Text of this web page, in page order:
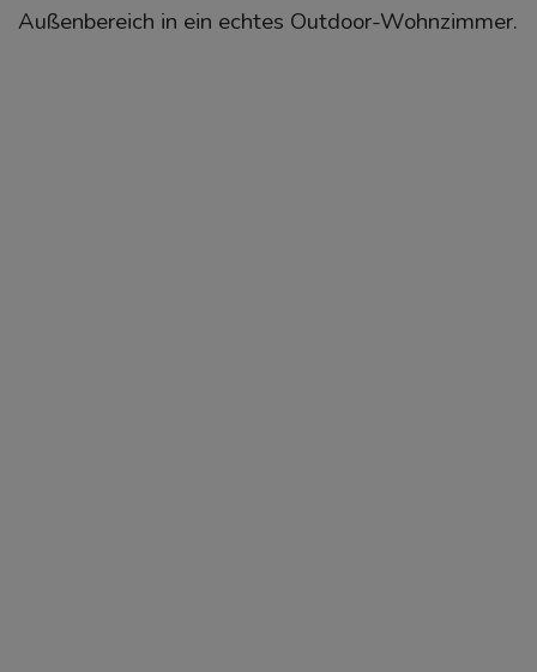
Außenbereich in ein echtes Outdoor-Wohnzimmer.